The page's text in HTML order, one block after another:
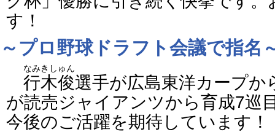
す！
～プロ野球ドラフト会議で指名
行木俊
なみきしゅん
選手が広島東洋カープか
が読売ジャイアンツから育成7巡
今後のご活躍を期待しています！